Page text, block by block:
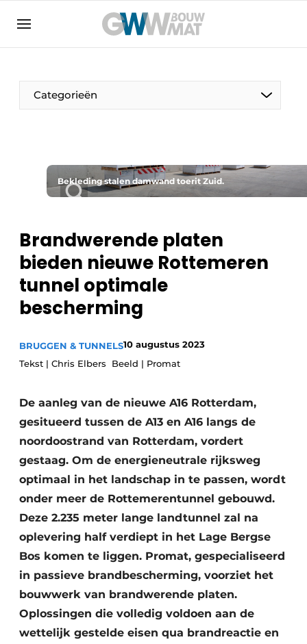
Bedrijven
Contact
Home
Privacy / Cookie statement
Vacature aanmelden
Video’s
Categorieën
Bekleding stalen damwand toerit Zuid.
Brandwerende platen
bieden nieuwe Rottemeren
tunnel optimale
bescherming
BRUGGEN & TUNNELS10 augustus 2023
Tekst | Chris Elbers Beeld | Promat
De aanleg van de nieuwe A16 Rotterdam,
gesitueerd tussen de A13 en A16 langs de
noordoostrand van Rotterdam, vordert
gestaag. Om de energieneutrale rijksweg
optimaal in het landschap in te passen, wordt
onder meer de Rottemerentunnel gebouwd.
Deze 2.235 meter lange landtunnel zal na
oplevering half verdiept in het Lage Bergse
Bos komen te liggen. Promat, gespecialiseerd
in passieve brandbescherming, voorziet het
bouwwerk van brandwerende platen.
Oplossingen die volledig voldoen aan de
wettelijk gestelde eisen qua brandreactie en